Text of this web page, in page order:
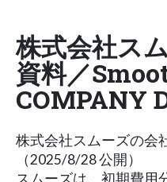
株式会社ス
資料／
COMPANY
株式会社スムーズの会
（2025/8/28 公開）
スムーズは、初期費用